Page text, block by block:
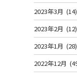
2023年3月 (14)
2023年2月 (12)
2023年1月 (28)
2022年12月